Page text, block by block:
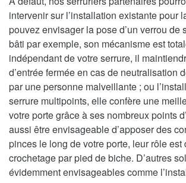
intervenir sur l’installation existante pour
pouvez envisager la pose d’un verrou de
bâti par exemple, son mécanisme est
indépendant de votre serrure, il
d’entrée fermée en cas de neutralisation
par une personne malveillante ; ou
serrure multipoints, elle confère une
votre porte grâce à ses nombreux points
aussi être envisageable d’apposer des
pinces le long de votre porte, leur rôle est
crochetage par pied de biche. D’autres
évidemment envisageables comme